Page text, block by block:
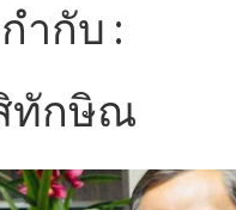
ำกับ :
ทักษิณ